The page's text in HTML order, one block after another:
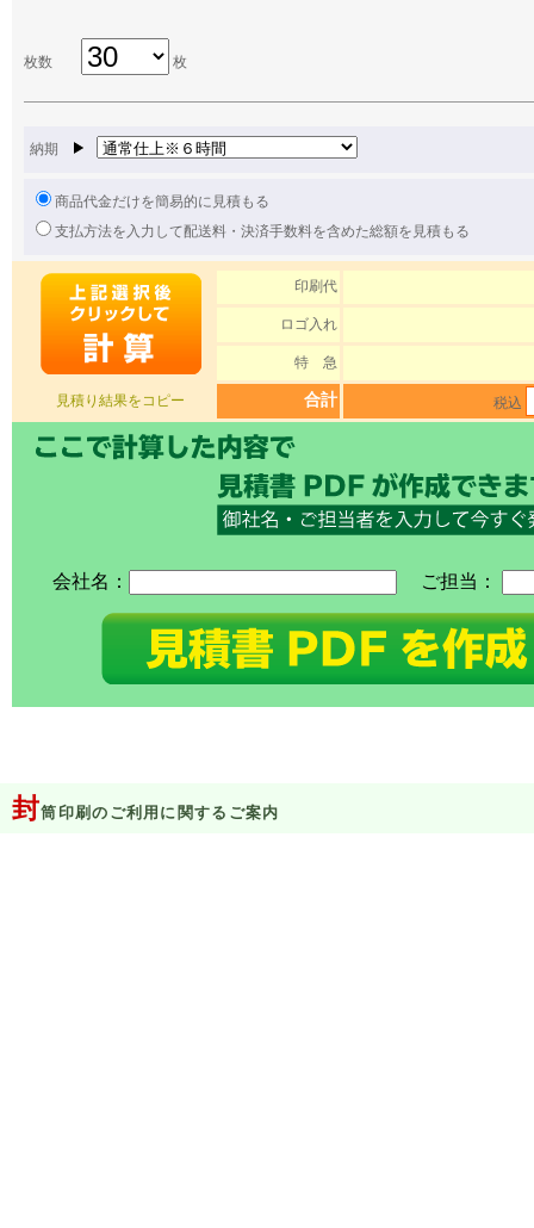
枚数 枚
納期
商品代金だけを簡易的に見積もる
支払方法を入力して配送料・決済手数料を含めた総額を見積もる
印刷代
ロゴ入れ
特 急
見積り結果をコピー 合計 税込
会社名： ご担当：
封筒印刷のご利用に関するご案内